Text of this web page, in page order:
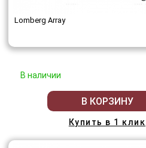
Lomberg Array
В наличии
В КОРЗИНУ
Купить в 1 клик